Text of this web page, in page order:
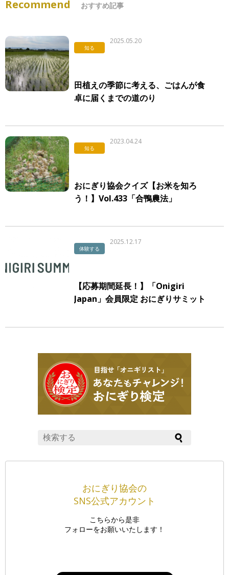
Recommend おすすめ記事
知る
2025.05.20
田植えの季節に考える、ごはんが食
卓に届くまでの道のり
知る
2023.04.24
おにぎり協会クイズ【お米を知ろ
う！】Vol.433「合鴨農法」
体験する
2025.12.17
【応募期間延長！】「Onigiri
Japan」会員限定 おにぎりサミット
おにぎり協会の
SNS公式アカウント
こちらから是非
フォローをお願いいたします！